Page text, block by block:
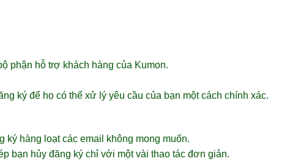
phận hỗ trợ khách hàng của Kumon.
ký để họ có thể xử lý yêu cầu của bạn một cách chính xác.
ký hàng loạt các email không mong muốn.
bạn hủy đăng ký chỉ với một vài thao tác đơn giản.